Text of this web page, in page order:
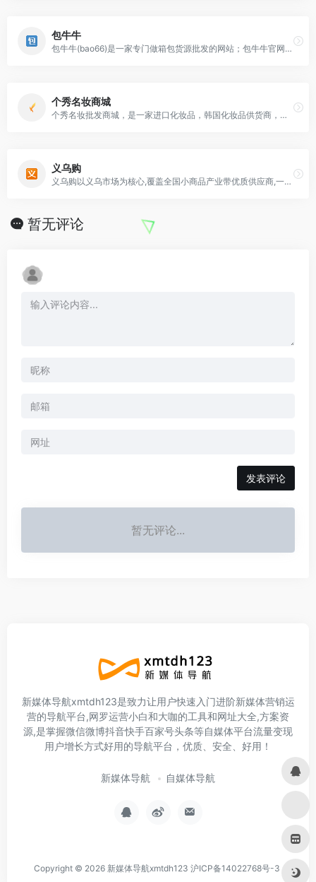
包牛牛
包牛牛(bao66)是一家专门做箱包货源批发的网站；包牛牛官网批发汇集了河北白沟、广州数千家经过严格认证筛选的网供厂商，为全国各地电商卖家、批发零售商提供白沟箱包批
个秀名妆商城
个秀名妆批发商城，是一家进口化妆品，韩国化妆品供货商，个秀名妆化妆品批发平台，主营韩国化妆品，日本化妆品，欧美化妆品，网站提供各种化妆品，包括护肤品、彩妆、香水
义乌购
义乌购以义乌市场为核心,覆盖全国小商品产业带优质供应商,一手货源,品质商品更低价;品类丰富, 登录义乌购批发网站官网, 360°全景、直播、APP在线商品达500万
暂无评论
暂无评论...
新媒体导航xmtdh123是致力让用户快速入门进阶新媒体营销运
营的导航平台,网罗运营小白和大咖的工具和网址大全,方案资
源,是掌握微信微博抖音快手百家号头条等自媒体平台流量变现
用户增长方式好用的导航平台，优质、安全、好用！
新媒体导航 自媒体导航
Copyright © 2026 新媒体导航xmtdh123 沪ICP备14022768号-3